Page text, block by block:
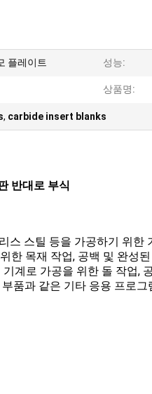
플레이트 성능:
상품명:
, carbide insert blanks
반대로 부식
스 스틸 등을 가공하기 위
한 목재 작업, 공백 및 완성
계로 가공을 위한 돌 작업,
품과 같은 기타 응용 프로그